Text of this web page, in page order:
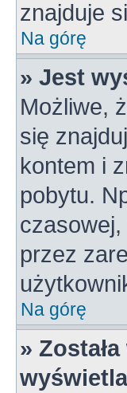
znajduje
Na górę
» Jest
Możliwe,
się
kontem i
pobytu.
przez
Na górę
»